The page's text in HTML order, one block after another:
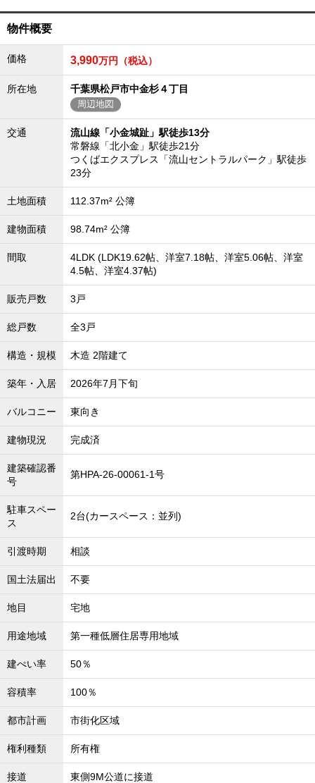
物件概要
価格 3,990万円（税込）
所在地 千葉県松戸市中金杉４丁目
周辺地図
交通
流山線「小金城趾」駅徒歩13分
常磐線「北小金」駅徒歩21分
つくばエクスプレス「流山セントラルパーク」駅徒歩
23分
土地面積 112.37m² 公簿
建物面積 98.74m² 公簿
間取
4LDK (LDK19.62帖、洋室7.18帖、洋室5.06帖、洋室
4.5帖、洋室4.37帖)
販売戸数 3戸
総戸数 全3戸
構造・規模 木造 2階建て
築年・入居 2026年7月下旬
バルコニー 東向き
建物現況 完成済
建築確認番
号
第HPA-26-00061-1号
駐車スペー
ス
2台(カースペース：並列)
引渡時期 相談
国土法届出 不要
地目 宅地
用途地域 第一種低層住居専用地域
建ぺい率 50％
容積率 100％
都市計画 市街化区域
権利種類 所有権
接道 東側9M公道に接道